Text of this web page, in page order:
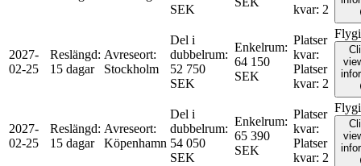
SEK
kvar: 2
2027-
02-25
Reslängd:
15 dagar
Avreseort:
Stockholm
Del i
dubbelrum:
52 750
SEK
Enkelrum:
64 150
SEK
Platser
kvar:
Platser
kvar: 2
2027-
02-25
Reslängd:
15 dagar
Avreseort:
Köpenhamn
Del i
dubbelrum:
54 050
SEK
Enkelrum:
65 390
SEK
Platser
kvar:
Platser
kvar: 2